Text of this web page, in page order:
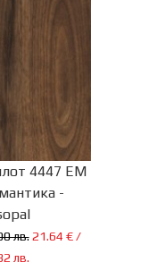
4447 ЕМ
-
лв. 21.64 € /
лв.